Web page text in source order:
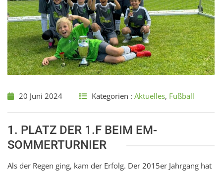
20 Juni 2024 Kategorien : Aktuelles, Fußball
1. PLATZ DER 1.F BEIM EM-
SOMMERTURNIER
Als der Regen ging, kam der Erfolg. Der 2015er Jahrgang hat